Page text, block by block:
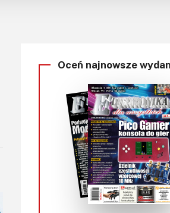
DIY+
Czytelnia
Dla Ciebie
KITy AVT
Kontakt
Oceń najnowsze